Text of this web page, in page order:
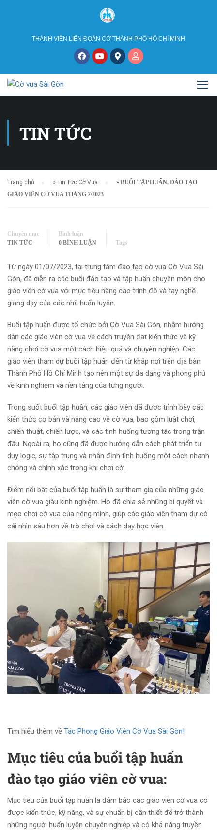
THÀNH VIÊN LIÊN ĐOÀN CỜ THÀNH PHỐ HỒ CHÍ MINH
TIN TỨC
Trang chủ » Tin Tức Cờ Vua » BUỔI TẬP HUẤN, ĐÀO TẠO
GIÁO VIÊN CỜ VUA THÁNG 7/2023
Chuyên mục
TIN TỨC
Bình luận
0 BÌNH LUẬN
Tags
Từ ngày 01/07/2023, tại trung tâm đào tạo cờ vua Cờ Vua Sài
Gòn, đã diễn ra các buổi đào tạo và tập huấn chuyên môn cho
giáo viên cờ vua với mục tiêu nâng cao trình độ và tay nghề
giảng dạy của các nhà huấn luyện.
Buổi tập huấn được tổ chức bởi Cờ Vua Sài Gòn, nhằm hướng
dẫn các giáo viên cờ vua về cách truyền đạt kiến thức và kỹ
năng chơi cờ vua một cách hiệu quả và chuyên nghiệp. Các
giáo viên tham dự buổi tập huấn đến từ khắp nơi trên địa bàn
Thành Phố Hồ Chí Minh tạo nên một sự đa dạng và phong phú
về kinh nghiệm và nền tảng của từng người.
Trong suốt buổi tập huấn, các giáo viên đã được trình bày các
kiến thức cơ bản và nâng cao về cờ vua, bao gồm luật chơi,
chiến thuật, chiến lược, và các tình huống tương tác trong trận
đấu. Ngoài ra, họ cũng đã được hướng dẫn cách phát triển tư
duy logic, sự tập trung và nhận định tình huống một cách nhanh
chóng và chính xác trong khi chơi cờ.
Điểm nổi bật của buổi tập huấn là sự tham gia của những giáo
viên cờ vua giàu kinh nghiệm. Họ đã chia sẻ những bí quyết và
mẹo chơi cờ vua của riêng mình, giúp các giáo viên tham dự có
cái nhìn sâu hơn về trò chơi và cách dạy học viên.
Tìm hiểu thêm về Tác Phong Giáo Viên Cờ Vua Sài Gòn!
Mục tiêu của buổi tập huấn
đào tạo giáo viên cờ vua:
Mục tiêu của buổi tập huấn là đảm bảo các giáo viên cờ vua có
được kiến thức, kỹ năng, và sự chuẩn bị cần thiết để trở thành
những người huấn luyện chuyên nghiệp và có khả năng truyền